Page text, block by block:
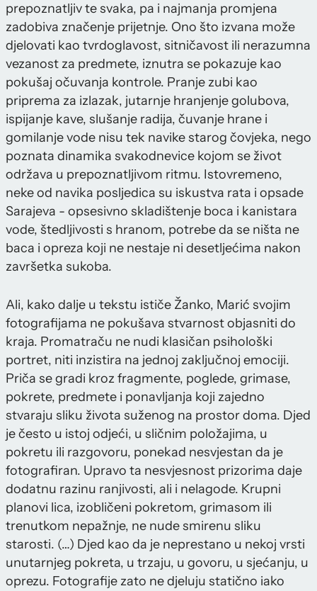
prepoznatljiv te svaka, pa i najmanja promjena
zadobiva značenje prijetnje. Ono što izvana može
djelovati kao tvrdoglavost, sitničavost ili nerazumna
vezanost za predmete, iznutra se pokazuje kao
pokušaj očuvanja kontrole. Pranje zubi kao
priprema za izlazak, jutarnje hranjenje golubova,
ispijanje kave, slušanje radija, čuvanje hrane i
gomilanje vode nisu tek navike starog čovjeka, nego
poznata dinamika svakodnevice kojom se život
održava u prepoznatljivom ritmu. Istovremeno,
neke od navika posljedica su iskustva rata i opsade
Sarajeva - opsesivno skladištenje boca i kanistara
vode, štedljivosti s hranom, potrebe da se ništa ne
baca i opreza koji ne nestaje ni desetljećima nakon
završetka sukoba.
Ali, kako dalje u tekstu ističe Žanko, Marić svojim
fotografijama ne pokušava stvarnost objasniti do
kraja. Promatraču ne nudi klasičan psihološki
portret, niti inzistira na jednoj zaključnoj emociji.
Priča se gradi kroz fragmente, poglede, grimase,
pokrete, predmete i ponavljanja koji zajedno
stvaraju sliku života suženog na prostor doma. Djed
je često u istoj odjeći, u sličnim položajima, u
pokretu ili razgovoru, ponekad nesvjestan da je
fotografiran. Upravo ta nesvjesnost prizorima daje
dodatnu razinu ranjivosti, ali i nelagode. Krupni
planovi lica, izobličeni pokretom, grimasom ili
trenutkom nepažnje, ne nude smirenu sliku
starosti. (…) Djed kao da je neprestano u nekoj vrsti
unutarnjeg pokreta, u trzaju, u govoru, u sjećanju, u
oprezu. Fotografije zato ne djeluju statično iako